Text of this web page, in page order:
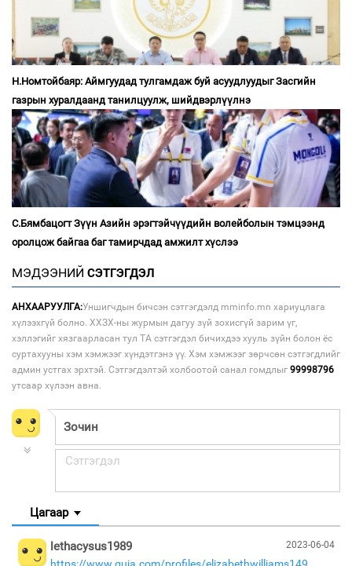
Н.Номтойбаяр: Аймгуудад тулгамдаж буй асуудлуудыг Засгийн
газрын хуралдаанд танилцуулж, шийдвэрлүүлнэ
С.Бямбацогт Зүүн Азийн эрэгтэйчүүдийн волейболын тэмцээнд
оролцож байгаа баг тамирчдад амжилт хүслээ
МЭДЭЭНИЙ СЭТГЭГДЭЛ
АНХААРУУЛГА:Уншигчдын бичсэн сэтгэгдэлд mminfo.mn хариуцлага
хүлээхгүй болно. ХХЗХ-ны журмын дагуу зүй зохисгүй зарим үг,
хэллэгийг хязгаарласан тул ТА сэтгэгдэл бичихдээ хууль зүйн болон ёс
суртахууны хэм хэмжээг хүндэтгэнэ үү. Хэм хэмжээг зөрчсөн сэтгэгдлийг
админ устгах эрхтэй. Сэтгэгдэлтэй холбоотой санал гомдлыг 99998796
утсаар хүлээн авна.
Цагаар
2023-06-04
lethacysus1989